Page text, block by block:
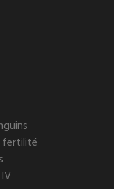
fertilité